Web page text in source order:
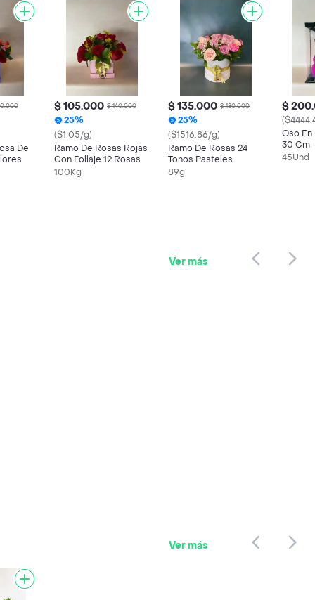
De
$ 105.000 $ 140.000
25%
($1.05/g)
Ramo De Rosas Rojas
Con Follaje 12 Rosas
100Kg
$ 135.000 $ 180.000
25%
($1516.86/g)
Ramo De Rosas 24
Tonos Pasteles
89g
$
Oso
30 Cm
45Und
Ver más
Ver más